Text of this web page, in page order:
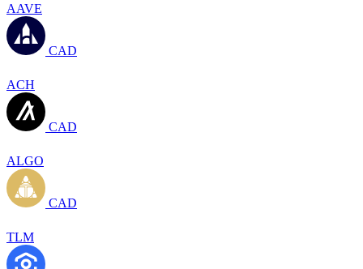
AAVE
CAD
ACH
CAD
ALGO
CAD
TLM